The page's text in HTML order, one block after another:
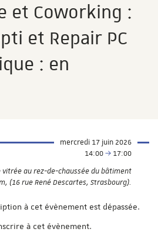
et Coworking :
et Repair PC
: en
mercredi 17 juin 2026
14:00
17:00
vitrée au rez-de-chaussée du bâtiment
(16 rue René Descartes, Strasbourg).
à cet évènement est dépassée.
à cet évènement.